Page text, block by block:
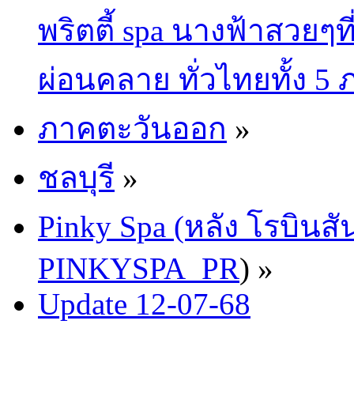
พริตตี้ spa นางฟ้าสวย
ผ่อนคลาย ทั่วไทยทั้ง 5
ภาคตะวันออก »
ชลบุรี »
Pinky Spa (หลัง โรบิน
PINKYSPA_PR) »
Update 12-07-68